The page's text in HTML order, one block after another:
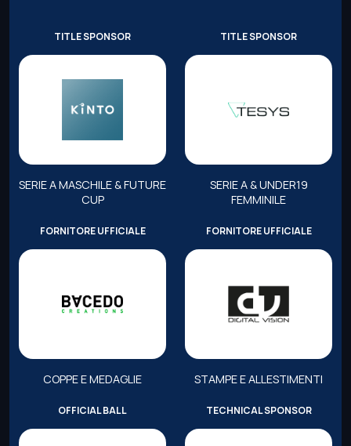
TITLE SPONSOR
SERIE A MASCHILE & FUTURE
CUP
TITLE SPONSOR
SERIE A & UNDER19
FEMMINILE
FORNITORE UFFICIALE
COPPE E MEDAGLIE
FORNITORE UFFICIALE
STAMPE E ALLESTIMENTI
OFFICIAL BALL TECHNICAL SPONSOR